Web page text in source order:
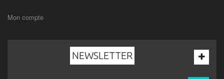
Mon compte
NEWSLETTER